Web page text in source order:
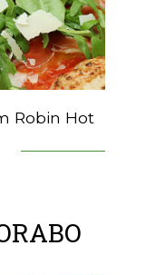
Robin Hot